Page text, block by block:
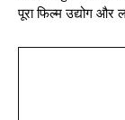
पूरा फिल्म उद्योग और